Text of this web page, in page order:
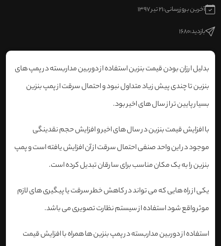
آخرین بروزرسانی:21 تیر 1397
بازدید:1680
بدلیل ارزان بودن قیمت بنزین استفاده از دوربین مداربسته در پمپ های
بنزین تا چندی پیش زیاد متداول نبود و احتمال سرقت از پمپ بنزین
بسیار پایین تر از سال های اخیر بود.
با افزایش قیمت بنزین در سال های اخیر و افزایش حجم نقدینگی
موجود در این واحد صنفی احتمال سرقت از آن افزایش یافته است و پمپ
بنزین را به یک مکان مناسب برای سارقان تبدیل کرده است.
یکی از راه هایی که می تواند در کاهش خطر سرقت یا پیگیری های لازم
موثر واقع شود استفاده از سیستم نظارت تصویری می باشد.
استفاده از دوربین مداربسته در پمپ بنزین ها همراه با افزایش قیمت